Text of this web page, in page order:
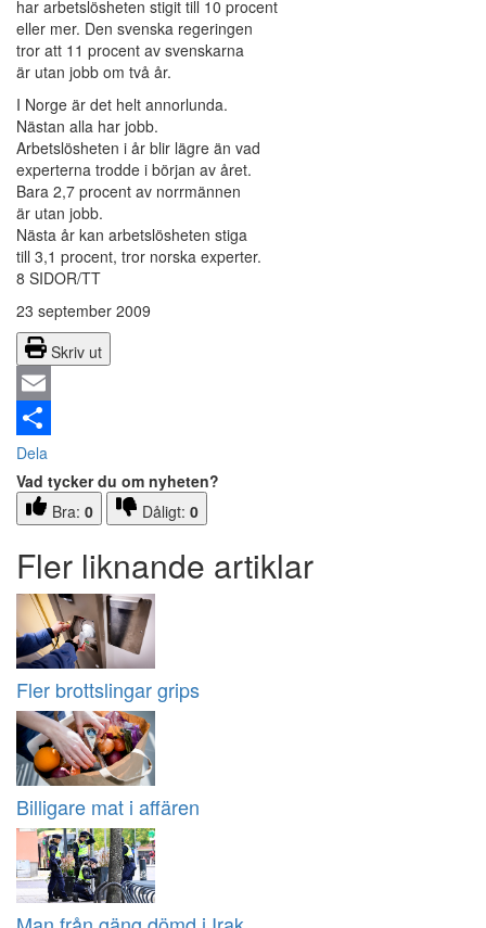
har arbetslösheten stigit till 10 procent
eller mer. Den svenska regeringen
tror att 11 procent av svenskarna
är utan jobb om två år.
I Norge är det helt annorlunda.
Nästan alla har jobb.
Arbetslösheten i år blir lägre än vad
experterna trodde i början av året.
Bara 2,7 procent av norrmännen
är utan jobb.
Nästa år kan arbetslösheten stiga
till 3,1 procent, tror norska experter.
8 SIDOR/TT
23 september 2009
Skriv ut
Email
Dela
Vad tycker du om nyheten?
Bra: 0 Dåligt: 0
Fler liknande artiklar
Fler brottslingar grips
Billigare mat i affären